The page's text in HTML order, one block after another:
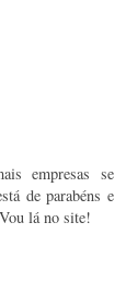
empresas se
de parabéns e
lá no site!